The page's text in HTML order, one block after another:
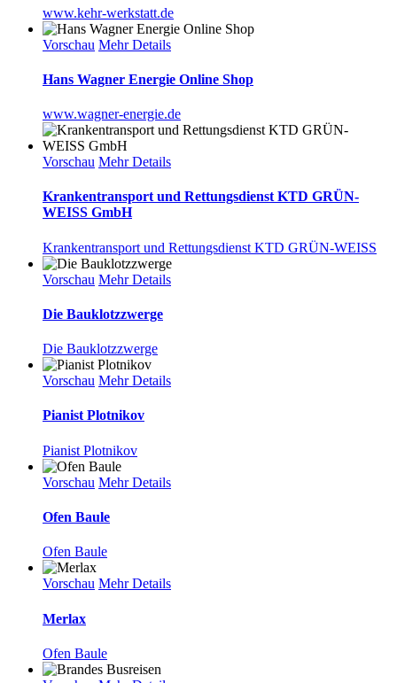
www.kehr-werkstatt.de
Vorschau Mehr Details
Hans Wagner Energie Online Shop
www.wagner-energie.de
Vorschau Mehr Details
Krankentransport und Rettungsdienst KTD GRÜN-
WEISS GmbH
Krankentransport und Rettungsdienst KTD GRÜN-WEISS
Vorschau Mehr Details
Die Bauklotzzwerge
Die Bauklotzzwerge
Vorschau Mehr Details
Pianist Plotnikov
Pianist Plotnikov
Vorschau Mehr Details
Ofen Baule
Ofen Baule
Vorschau Mehr Details
Merlax
Ofen Baule